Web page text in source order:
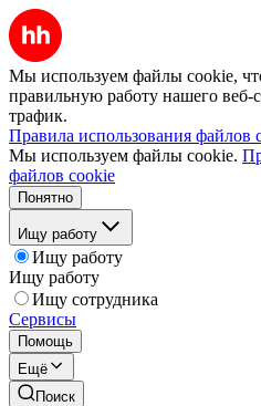
Мы используем файлы cookie,
правильную работу нашего веб-
трафик.
Правила использования файлов
Мы используем файлы cookie.
файлов cookie
Понятно
Ищу работу
Ищу работу
Ищу работу
Ищу сотрудника
Сервисы
Помощь
Ещё
Поиск